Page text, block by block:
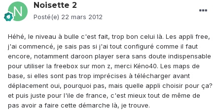
Noisette 2
Posté(e) 22 mars 2012
Héhé, le niveau à bulle c'est fait, trop bon celui là. Les appli free,
j'ai commencé, je sais pas si j'ai tout configuré comme il faut
encore, notamment daroon player sera sans doute indispensable
pour utiliser la freebox sur mon z, merci Kéno40. Les maps de
base, si elles sont pas trop imprécises à télécharger avant
déplacement oui, pourquoi pas, mais quelle appli choisir pour ça?
et puis juste pour l'ile de france, c'est mieux tout de même de
pas avoir a faire cette démarche là, je trouve.